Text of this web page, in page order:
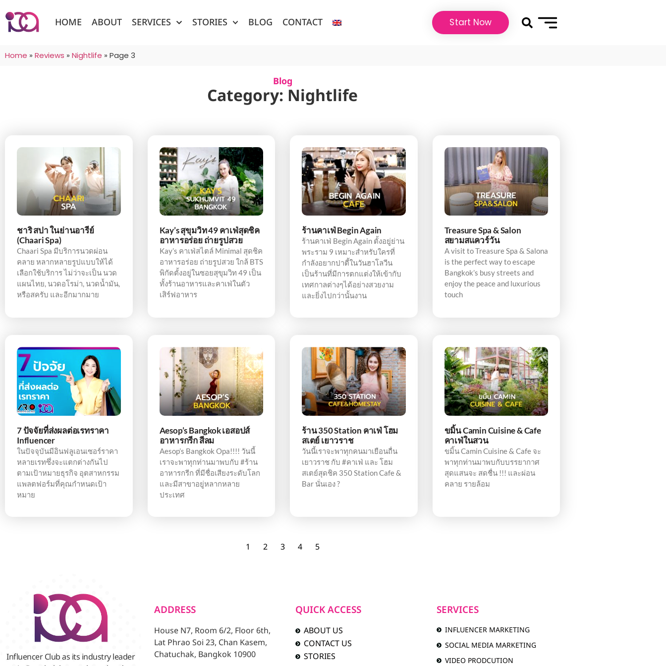
HOME ABOUT SERVICES STORIES BLOG CONTACT Start Now
Home » Reviews » Nightlife » Page 3
Blog
Category: Nightlife
ชาริ สปา ในย่านอารีย์
(Chaari Spa)
Chaari Spa มีบริการนวดผ่อน
คลาย หลากหลายรูปแบบให้ได้
เลือกใช้บริการ ไม่ว่าจะเป็น นวด
แผนไทย, นวดอโรม่า, นวดน้ำมัน,
หรือสครับ และอีกมากมาย
Kay’s สุขุมวิท 49 คาเฟ่สุดชิค
อาหารอร่อย ถ่ายรูปสวย
Kay’s คาเฟ่สไตล์ Minimal สุดชิค
อาหารอร่อย ถ่ายรูปสวย ใกล้ BTS
พิกัดตั้งอยู่ในซอยสุขุมวิท 49 เป็น
ทั้งร้านอาหารและคาเฟ่ในตัว
เสิร์ฟอาหาร
ร้านคาเฟ่ Begin Again
ร้านคาเฟ่ Begin Again ตั้งอยู่ย่าน
พระราม 9 เหมาะสำหรับใครที่
กำลังอยากปาตี้ในวันฮาโลวีน
เป็นร้านที่มีการตกแต่งให้เข้ากับ
เทศกาลต่างๆได้อย่างสวยงาม
และยิ่งไปกว่านั้นงาน
Treasure Spa & Salon
สยามสแควร์วัน
A visit to Treasure Spa & Salona
is the perfect way to escape
Bangkok’s busy streets and
enjoy the peace and luxurious
touch
7 ปัจจัยที่ส่งผลต่อเรทราคา
Influencer
ในปัจจุบันมีอินฟลูเอนเซอร์ราคา
หลายเรทซึ่งจะแตกต่างกันไป
ตามเป้าหมายธุรกิจ อุตสาหกรรม
แพลตฟอร์มที่คุณกำหนดเป้า
หมาย
Aesop’s Bangkok เอสอปส์
อาหารกรีก สีลม
Aesop’s Bangkok Opa!!!! วันนี้
เราจะพาทุกท่านมาพบกับ #ร้าน
อาหารกรีก ที่มีชื่อเสียงระดับโลก
และมีสาขาอยู่หลากหลาย
ประเทศ
ร้าน 350 Station คาเฟ่ โฮม
สเตย์ เยาวราช
วันนี้เราจะพาทุกคนมาเยือนถื่น
เยาวราช กับ #คาเฟ่ และ โฮม
สเตย์สุดชิค 350 Station Cafe &
Bar นั่นเอง ?
ขมิ้น Camin Cuisine & Cafe
คาเฟ่ในสวน
ขมิ้น Camin Cuisine & Cafe จะ
พาทุกท่านมาพบกับบรรยากาศ
สุดแสนจะ สดชื่น !!! และผ่อน
คลาย รายล้อม
1 2 3 4 5
Influencer Club as its industry leader
ADDRESS
House N7, Room 6/2, Floor 6th,
Lat Phrao Soi 23, Chan Kasem,
Chatuchak, Bangkok 10900
QUICK ACCESS
ABOUT US
CONTACT US
STORIES
SERVICES
INFLUENCER MARKETING
SOCIAL MEDIA MARKETING
VIDEO PRODCUTION